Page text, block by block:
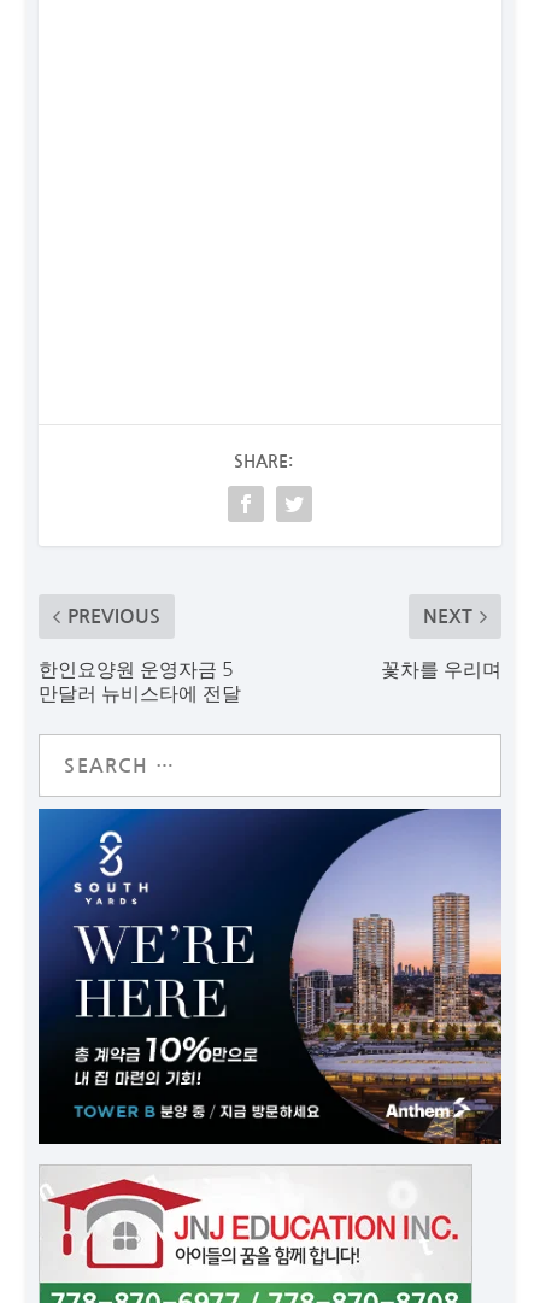
SHARE:
PREVIOUS
한인요양원 운영자금 5
만달러 뉴비스타에 전달
NEXT
꽃차를 우리며